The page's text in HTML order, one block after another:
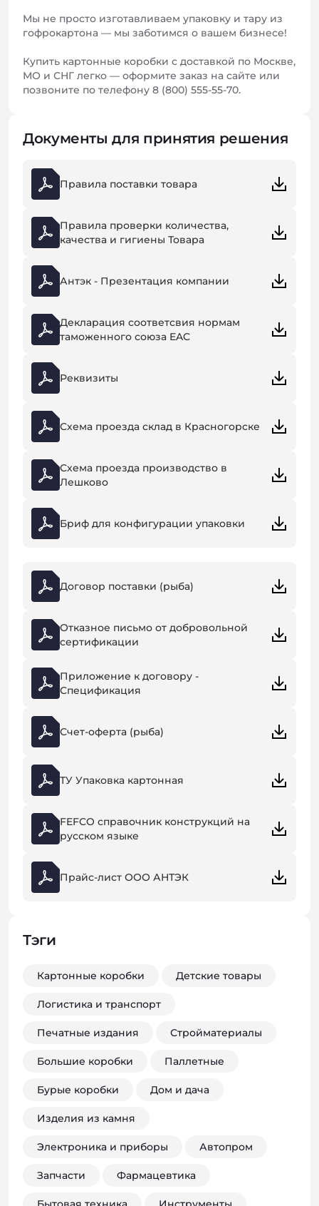
Мы не просто изготавливаем упаковку и тару из
гофрокартона — мы заботимся о вашем бизнесе!
Купить картонные коробки с доставкой по Москве,
МО и СНГ легко — оформите заказ на сайте или
позвоните по телефону 8 (800) 555-55-70.
Документы для принятия решения
Правила поставки товара
Правила проверки количества,
качества и гигиены Товара
Антэк - Презентация компании
Декларация соответсвия нормам
таможенного союза EAC
Реквизиты
Схема проезда склад в Красногорске
Схема проезда производство в
Лешково
Бриф для конфигурации упаковки
Договор поставки (рыба)
Отказное письмо от добровольной
сертификации
Приложение к договору -
Спецификация
Счет-оферта (рыба)
ТУ Упаковка картонная
FEFCO справочник конструкций на
русском языке
Прайс-лист ООО АНТЭК
Тэги
Картонные коробки Детские товары
Логистика и транспорт
Печатные издания Стройматериалы
Большие коробки Паллетные
Бурые коробки Дом и дача
Изделия из камня
Электроника и приборы Автопром
Запчасти Фармацевтика